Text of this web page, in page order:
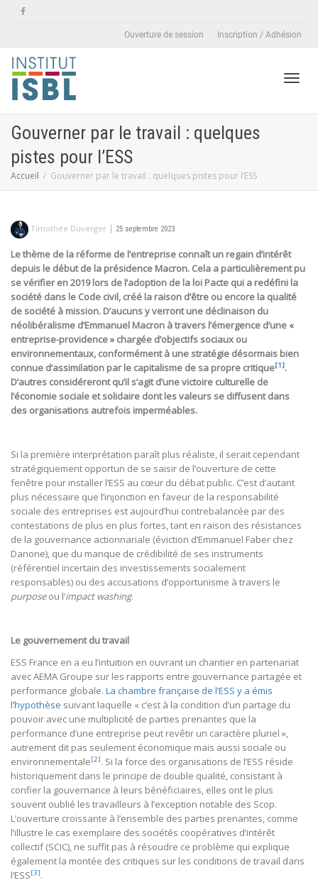
Ouverture de session Inscription / Adhésion
Gouverner par le travail : quelques
pistes pour l’ESS
Accueil Gouverner par le travail : quelques pistes pour l’ESS
Timothée Duverger | 25 septembre 2023
Le thème de la réforme de l’entreprise connaît un regain d’intérêt
depuis le début de la présidence Macron. Cela a particulièrement pu
se vérifier en 2019 lors de l’adoption de la loi Pacte qui a redéfini la
société dans le Code civil, créé la raison d’être ou encore la qualité
de société à mission. D’aucuns y verront une déclinaison du
néolibéralisme d’Emmanuel Macron à travers l’émergence d’une «
entreprise-providence » chargée d’objectifs sociaux ou
environnementaux, conformément à une stratégie désormais bien
connue d’assimilation par le capitalisme de sa propre critique[1].
D’autres considéreront qu’il s’agit d’une victoire culturelle de
l’économie sociale et solidaire dont les valeurs se diffusent dans
des organisations autrefois imperméables.
Si la première interprétation paraît plus réaliste, il serait cependant
stratégiquement opportun de se saisir de l’ouverture de cette
fenêtre pour installer l’ESS au cœur du débat public. C’est d’autant
plus nécessaire que l’injonction en faveur de la responsabilité
sociale des entreprises est aujourd’hui contrebalancée par des
contestations de plus en plus fortes, tant en raison des résistances
de la gouvernance actionnariale (éviction d’Emmanuel Faber chez
Danone), que du manque de crédibilité de ses instruments
(référentiel incertain des investissements socialement
responsables) ou des accusations d’opportunisme à travers le
purposeou l’impact washing.
Le gouvernement du travail
ESS France en a eu l’intuition en ouvrant un chantier en partenariat
avec AEMA Groupe sur les rapports entre gouvernance partagée et
performance globale. La chambre française de l’ESS y a émis
l’hypothèse suivant laquelle « c’est à la condition d’un partage du
pouvoir avec une multiplicité de parties prenantes que la
performance d’une entreprise peut revêtir un caractère pluriel »,
autrement dit pas seulement économique mais aussi sociale ou
environnementale[2]. Si la force des organisations de l’ESS réside
historiquement dans le principe de double qualité, consistant à
confier la gouvernance à leurs bénéficiaires, elles ont le plus
souvent oublié les travailleurs à l’exception notable des Scop.
L’ouverture croissante à l’ensemble des parties prenantes, comme
l’illustre le cas exemplaire des sociétés coopératives d’intérêt
collectif (SCIC), ne suffit pas à résoudre ce problème qui explique
également la montée des critiques sur les conditions de travail dans
l’ESS[3].